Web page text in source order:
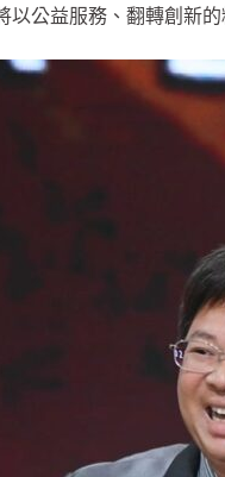
以公益服務、翻轉創新